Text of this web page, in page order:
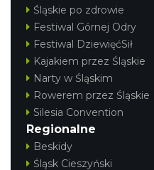
Śląskie po zdrowie
Festiwal Górnej Odry
Festiwal DziewięćSił
Kajakiem przez Śląskie
Narty w Śląskim
Rowerem przez Śląskie
Silesia Convention
Regionalne
Beskidy
Śląsk Cieszyński